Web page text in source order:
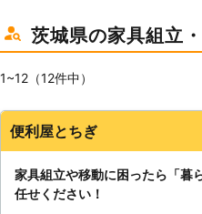
茨城県の家具組立
1~12（12件中）
便利屋とちぎ
家具組立や移動に困ったら「暮
任せください！